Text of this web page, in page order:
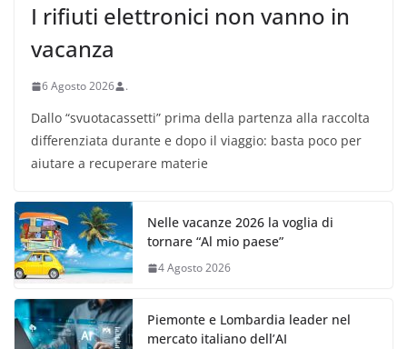
I rifiuti elettronici non vanno in
vacanza
6 Agosto 2026 .
Dallo “svuotacassetti” prima della partenza alla raccolta
differenziata durante e dopo il viaggio: basta poco per
aiutare a recuperare materie
Nelle vacanze 2026 la voglia di
tornare “Al mio paese”
4 Agosto 2026
Piemonte e Lombardia leader nel
mercato italiano dell’AI